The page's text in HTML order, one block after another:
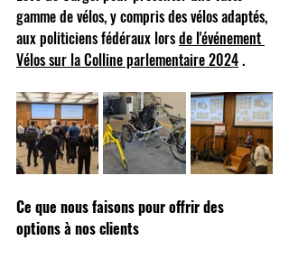
gamme de vélos, y compris des vélos adaptés,
aux politiciens fédéraux lorsde l'événement
Vélos sur la Colline parlementaire 2024.
Ce que nous faisons pour offrir des
options à nos clients